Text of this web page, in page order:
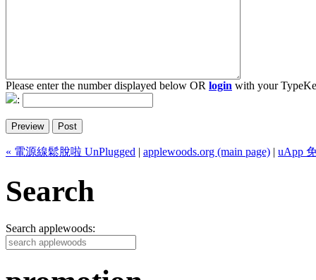
Please enter the number displayed below OR login with your
:
« 電源線鬆脫啦 UnPlugged | applewoods.org (main page) | uApp
Search
Search applewoods: